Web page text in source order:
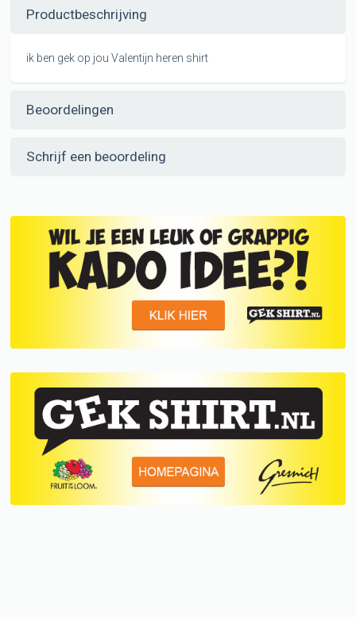
Productbeschrijving
ik ben gek op jou Valentijn heren shirt
Beoordelingen
Schrijf een beoordeling